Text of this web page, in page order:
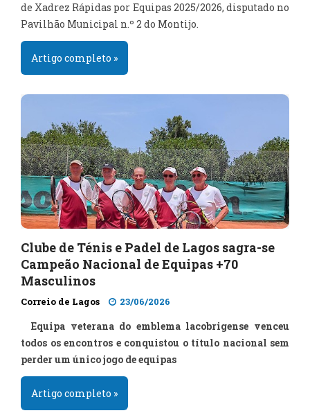
de Xadrez Rápidas por Equipas 2025/2026, disputado no
Pavilhão Municipal n.º 2 do Montijo.
Artigo completo »
Clube de Ténis e Padel de Lagos sagra-se
Campeão Nacional de Equipas +70
Masculinos
Correio de Lagos 23/06/2026
Equipa veterana do emblema lacobrigense venceu
todos os encontros e conquistou o título nacional sem
perder um único jogo de equipas
Artigo completo »